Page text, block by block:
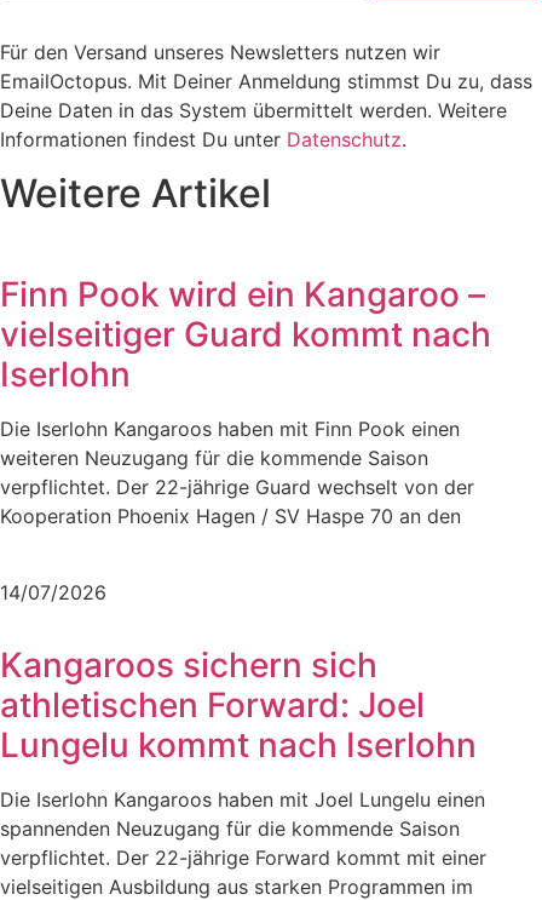
Für den Versand unseres Newsletters nutzen wir
EmailOctopus. Mit Deiner Anmeldung stimmst Du zu, dass
Deine Daten in das System übermittelt werden. Weitere
Informationen findest Du unter Datenschutz.
Weitere Artikel
Finn Pook wird ein Kangaroo –
vielseitiger Guard kommt nach
Iserlohn
Die Iserlohn Kangaroos haben mit Finn Pook einen
weiteren Neuzugang für die kommende Saison
verpflichtet. Der 22-jährige Guard wechselt von der
Kooperation Phoenix Hagen / SV Haspe 70 an den
14/07/2026
Kangaroos sichern sich
athletischen Forward: Joel
Lungelu kommt nach Iserlohn
Die Iserlohn Kangaroos haben mit Joel Lungelu einen
spannenden Neuzugang für die kommende Saison
verpflichtet. Der 22-jährige Forward kommt mit einer
vielseitigen Ausbildung aus starken Programmen im